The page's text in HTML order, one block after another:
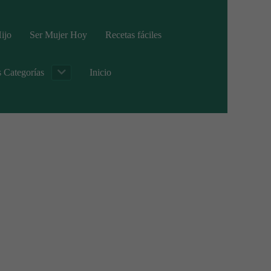
Ser Mujer Hoy Recetas fáciles
Categorías Inicio